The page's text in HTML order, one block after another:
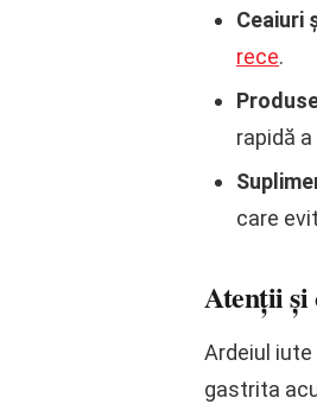
Ceaiuri
rece.
rapidă
care
Atenții
Ardeiul
gastrita